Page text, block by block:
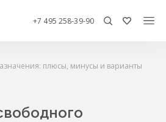
+7 495 258-39-90
плюсы, минусы и варианты